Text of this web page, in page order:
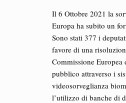
Il 6 Ottobre 2021 la
Europa ha subito un
Sono stati 377 i
favore di una
Commissione
pubblico attraverso i
videosorveglianza
l’utilizzo di banche di